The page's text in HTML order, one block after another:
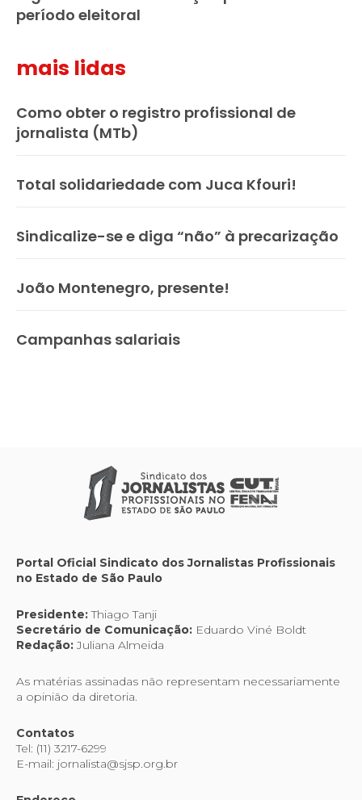
período eleitoral
mais lidas
Como obter o registro profissional de
jornalista (MTb)
Total solidariedade com Juca Kfouri!
Sindicalize-se e diga “não” à precarização
João Montenegro, presente!
Campanhas salariais
Portal Oficial Sindicato dos Jornalistas Profissionais
no Estado de São Paulo
Presidente:Thiago Tanji
Secretário de Comunicação: Eduardo Viné Boldt
Redação:Juliana Almeida
As matérias assinadas não representam necessariamente
a opinião da diretoria.
Contatos
Tel: (11) 3217-6299
E-mail: jornalista@sjsp.org.br